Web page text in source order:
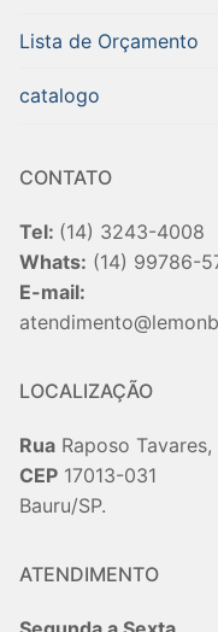
Lista de Orçamento
catalogo
CONTATO
Tel: (14) 3243-4008
Whats: (14) 99786-
E-mail:
LOCALIZAÇÃO
Rua Raposo
CEP 17013-031
Bauru/SP.
ATENDIMENTO